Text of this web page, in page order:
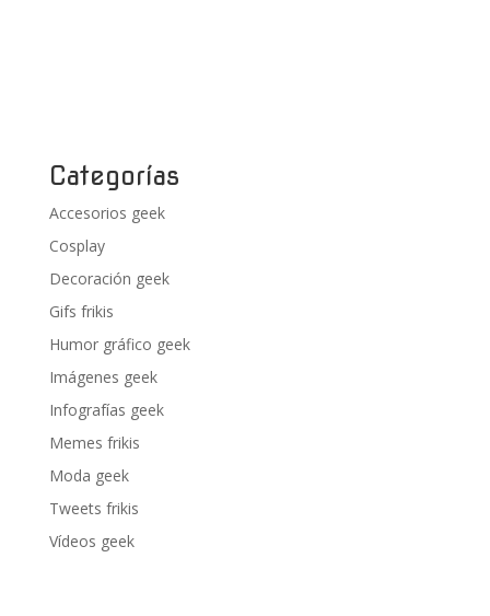
Categorías
Accesorios geek
Cosplay
Decoración geek
Gifs frikis
Humor gráfico geek
Imágenes geek
Infografías geek
Memes frikis
Moda geek
Tweets frikis
Vídeos geek